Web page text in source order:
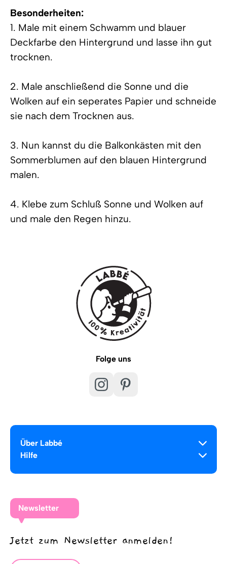
Besonderheiten:
1. Male mit einem Schwamm und blauer
Deckfarbe den Hintergrund und lasse ihn gut
trocknen.
2. Male anschließend die Sonne und die
Wolken auf ein seperates Papier und schneide
sie nach dem Trocknen aus.
3. Nun kannst du die Balkonkästen mit den
Sommerblumen auf den blauen Hintergrund
malen.
4. Klebe zum Schluß Sonne und Wolken auf
und male den Regen hinzu.
Folge uns
Über Labbé
Hilfe
Newsletter
Jetzt zum Newsletter anmelden!